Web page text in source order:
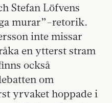
Stefan Löfvens
murar”-retorik.
inte missar
en ytterst stram
också
om
yrvaket hoppade i